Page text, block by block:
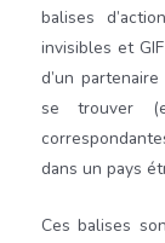
balises
invisibles et
d’un
se trouver
dans un pays
Ces balises